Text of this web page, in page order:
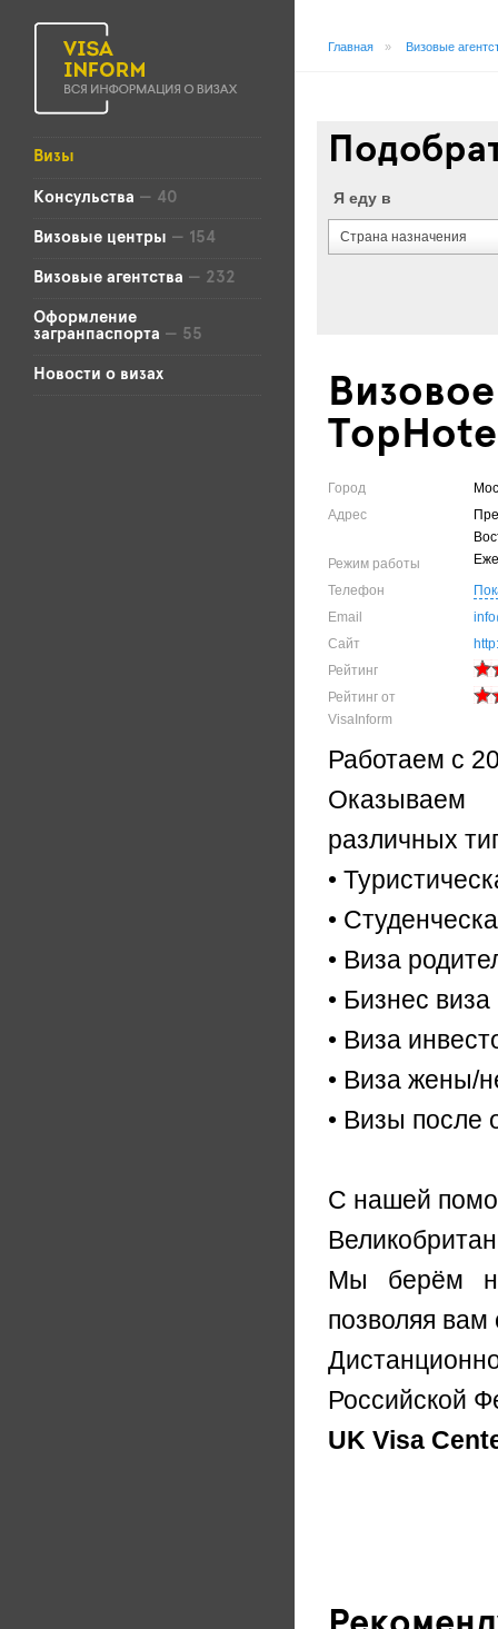
Визы
Консульства — 40
Визовые центры — 154
Визовые агентства — 232
Оформление
загранпаспорта — 55
Новости о визах
Главная » Визовые
Я еду в
Страна назначения
Город
Адрес
Режим работы
Телефон
Email
Сайт
Рейтинг
Рейтинг от
VisaInform
Работаем с
различных
•
•
• Виза
• Бизнес виза
• Виза
• Виза жены/
• Визы после
С нашей
Мы берём
позволяя
Российской
UK Visa